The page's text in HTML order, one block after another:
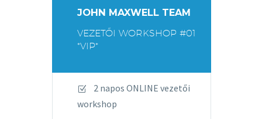
JOHN MAXWELL TEAM
VEZETŐI WORKSHOP #01
*VIP*
2 napos ONLINE vezetői
workshop